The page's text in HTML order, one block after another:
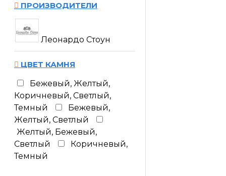
ПРОИЗВОДИТЕЛИ
Леонардо Стоун
ЦВЕТ КАМНЯ
Бежевый, Желтый,
Коричневый, Светлый,
Темный
Бежевый,
Желтый, Светлый
Желтый, Бежевый,
Светлый
Коричневый,
Темный